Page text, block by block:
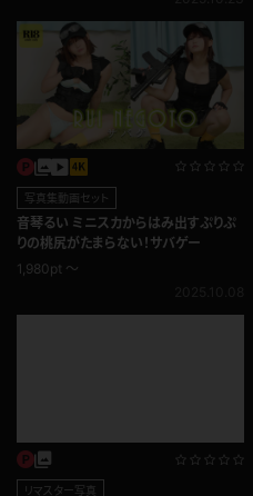
写真集動画セット
音琴るい ミニスカからはみ出すぷりぷ
りの桃尻がたまらない！サバゲー
1,980pt ～
リマスター写真